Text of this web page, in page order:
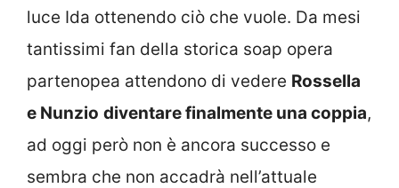
luce Ida ottenendo ciò che vuole. Da mesi
tantissimi fan della storica soap opera
partenopea attendono di vedere Rossella
e Nunzio diventare finalmente una coppia,
ad oggi però non è ancora successo e
sembra che non accadrà nell’attuale